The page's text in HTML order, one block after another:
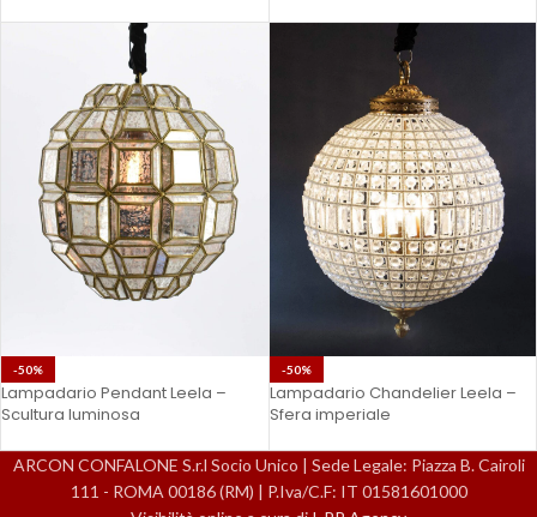
-50%
Lampadario Pendant Leela –
Scultura luminosa
-50%
Lampadario Chandelier Leela –
Sfera imperiale
ARCON CONFALONE S.r.l Socio Unico | Sede Legale: Piazza B. Cairoli
111 - ROMA 00186 (RM) | P.Iva/C.F: IT 01581601000